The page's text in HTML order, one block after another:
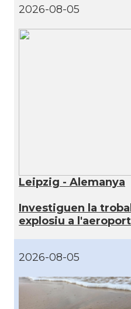
2026-08-05
Leipzig - Alemanya
Investiguen la
explosiu a
2026-08-05